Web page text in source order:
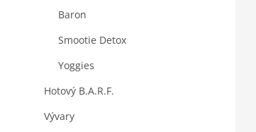
Baron
Smootie Detox
Yoggies
Hotový B.A.R.F.
Vývary